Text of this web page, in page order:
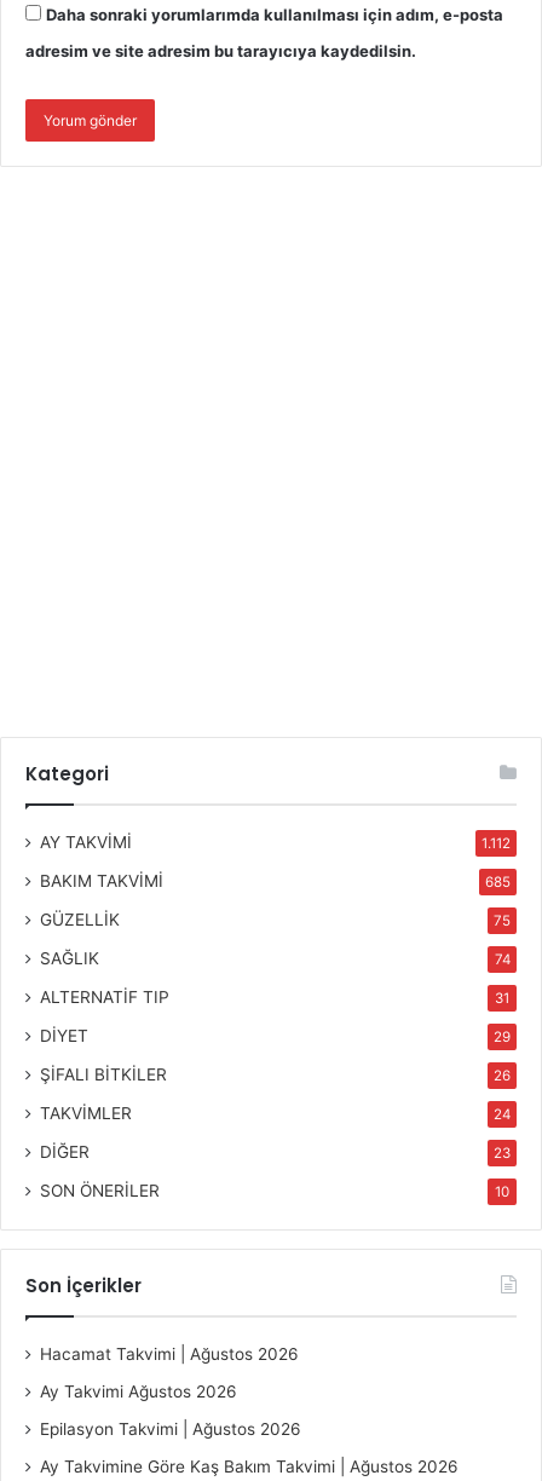
Daha sonraki yorumlarımda kullanılması için adım, e-posta
adresim ve site adresim bu tarayıcıya kaydedilsin.
Kategori
AY TAKVİMİ 1.112
BAKIM TAKVİMİ 685
GÜZELLİK 75
SAĞLIK 74
ALTERNATİF TIP 31
DİYET 29
ŞİFALI BİTKİLER 26
TAKVİMLER 24
DİĞER 23
SON ÖNERİLER 10
Son İçerikler
Hacamat Takvimi | Ağustos 2026
Ay Takvimi Ağustos 2026
Epilasyon Takvimi | Ağustos 2026
Ay Takvimine Göre Kaş Bakım Takvimi | Ağustos 2026